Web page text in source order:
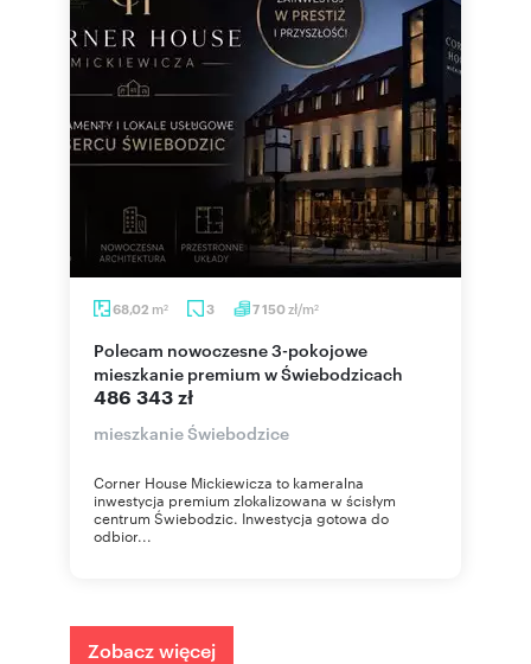
68,02 m2 3 7 150zł/m2
Polecam nowoczesne 3-pokojowe
mieszkanie premium w Świebodzicach
486 343 zł
mieszkanie Świebodzice
Corner House Mickiewicza to kameralna
inwestycja premium zlokalizowana w ścisłym
centrum Świebodzic. Inwestycja gotowa do
odbior...
Zobacz więcej